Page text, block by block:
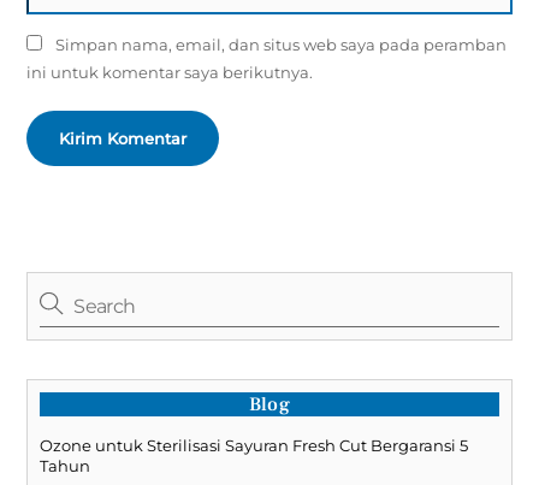
Simpan nama, email, dan situs web saya pada peramban
ini untuk komentar saya berikutnya.
Blog
Ozone untuk Sterilisasi Sayuran Fresh Cut Bergaransi 5
Tahun